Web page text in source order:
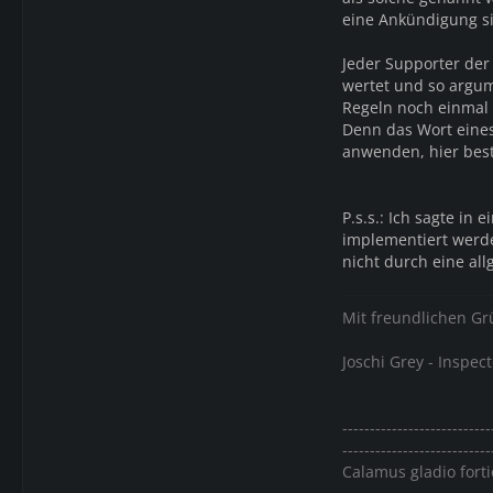
eine Ankündigung
Jeder Supporter
wertet und so
Regeln noch
Denn das Wort
anwenden, hier
P.s.s.: Ich sagte in
implementiert
nicht durch eine
Mit freundlichen
Joschi Grey -
Calamus gladio